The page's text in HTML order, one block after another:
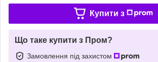
Купити з
Що таке купити з Пром?
Замовлення під захистом